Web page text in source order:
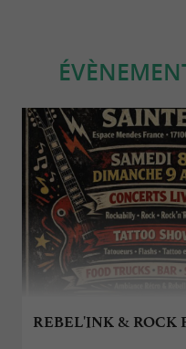
REBEL'INK & ROCK